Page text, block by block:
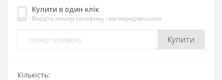
Купити в один клік
Введіть номер телефону і ми передзвонимо
Купити
Кількість: